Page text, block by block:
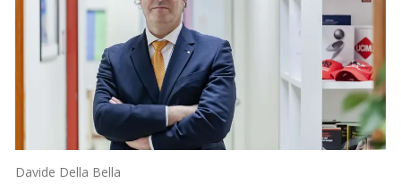
Davide Della Bella